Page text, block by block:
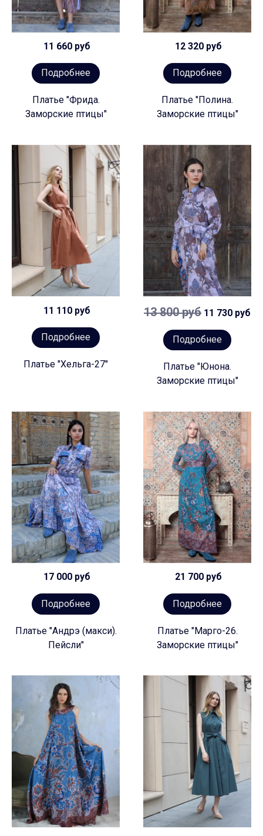
11 660 руб
Подробнее
Платье "Фрида.
Заморские птицы"
12 320 руб
Подробнее
Платье "Полина.
Заморские птицы"
11 110 руб
Подробнее
Платье "Хельга-27"
13 800 руб 11 730 руб
Подробнее
Платье "Юнона.
Заморские птицы"
17 000 руб
Подробнее
Платье "Андрэ (макси).
Пейсли"
21 700 руб
Подробнее
Платье "Марго-26.
Заморские птицы"